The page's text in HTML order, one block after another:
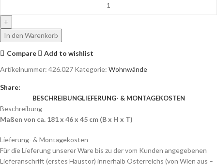
In den Warenkorb
Compare
Add to wishlist
Artikelnummer: 426.027 Kategorie: Wohnwände
Share:
BESCHREIBUNGLIEFERUNG- & MONTAGEKOSTEN
Beschreibung
Maßen von ca. 181 x 46 x 45 cm (B x H x T)
Lieferung- & Montagekosten
Für die Lieferung unserer Ware bis zu der vom Kunden angegebenen
Lieferanschrift (erstes Haustor) innerhalb Österreichs (von Wien aus –